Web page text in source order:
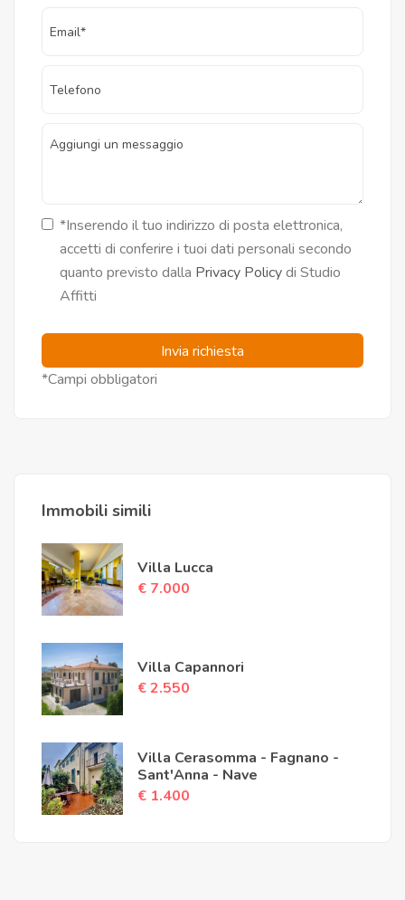
*Inserendo il tuo indirizzo di posta elettronica,
accetti di conferire i tuoi dati personali secondo
quanto previsto dalla Privacy Policydi Studio
Affitti
Invia richiesta
*Campi obbligatori
Immobili simili
Villa Lucca
€ 7.000
Villa Capannori
€ 2.550
Villa Cerasomma - Fagnano -
Sant'Anna - Nave
€ 1.400